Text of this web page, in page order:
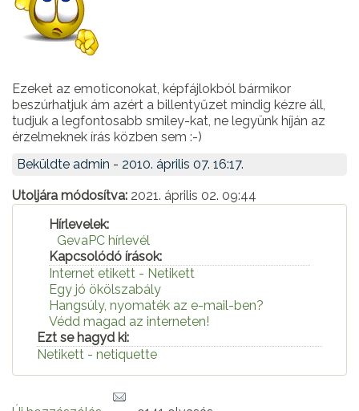
Ezeket az emoticonokat, képfájlokból bármikor
beszúrhatjuk ám azért a billentyűzet mindig kézre áll,
tudjuk a legfontosabb smiley-kat, ne legyünk híján az
érzelmeknek írás közben sem :-)
Beküldte admin - 2010. április 07. 16:17.
Utoljára módosítva: 2021. április 02. 09:44
Hírlevelek:
GevaPC hírlevél
Kapcsolódó írások:
Internet etikett - Netikett
Egy jó ökölszabály
Hangsúly, nyomaték az e-mail-ben?
Védd magad az interneten!
Ezt se hagyd ki:
Netikett - netiquette